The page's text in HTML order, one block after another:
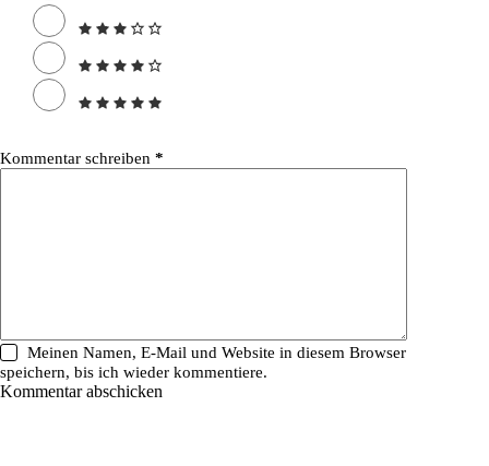
Kommentar schreiben *
Meinen Namen, E-Mail und Website in diesem Browser
speichern, bis ich wieder kommentiere.
Kommentar abschicken